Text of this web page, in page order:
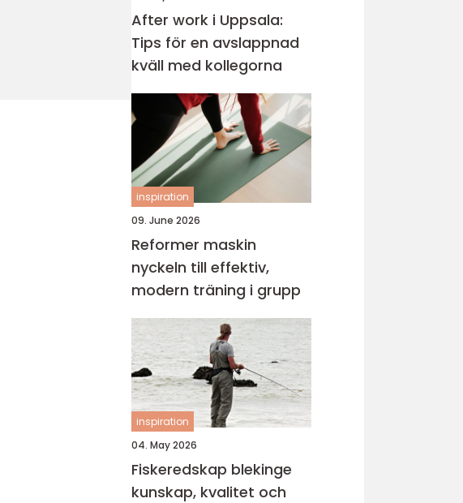
After work i Uppsala:
Tips för en avslappnad
kväll med kollegorna
inspiration
09. June 2026
Reformer maskin
nyckeln till effektiv,
modern träning i grupp
inspiration
04. May 2026
Fiskeredskap blekinge
kunskap, kvalitet och